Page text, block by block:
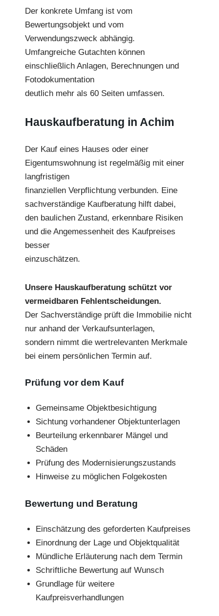
Der konkrete Umfang ist vom
Bewertungsobjekt und vom
Verwendungszweck abhängig.
Umfangreiche Gutachten können
einschließlich Anlagen, Berechnungen und
Fotodokumentation
deutlich mehr als 60 Seiten umfassen.
Hauskaufberatung in Achim
Der Kauf eines Hauses oder einer
Eigentumswohnung ist regelmäßig mit einer
langfristigen
finanziellen Verpflichtung verbunden. Eine
sachverständige Kaufberatung hilft dabei,
den baulichen Zustand, erkennbare Risiken
und die Angemessenheit des Kaufpreises
besser
einzuschätzen.
Unsere Hauskaufberatung schützt vor
vermeidbaren Fehlentscheidungen.
Der Sachverständige prüft die Immobilie nicht
nur anhand der Verkaufsunterlagen,
sondern nimmt die wertrelevanten Merkmale
bei einem persönlichen Termin auf.
Prüfung vor dem Kauf
Gemeinsame Objektbesichtigung
Sichtung vorhandener Objektunterlagen
Beurteilung erkennbarer Mängel und
Schäden
Prüfung des Modernisierungszustands
Hinweise zu möglichen Folgekosten
Bewertung und Beratung
Einschätzung des geforderten Kaufpreises
Einordnung der Lage und Objektqualität
Mündliche Erläuterung nach dem Termin
Schriftliche Bewertung auf Wunsch
Grundlage für weitere
Kaufpreisverhandlungen